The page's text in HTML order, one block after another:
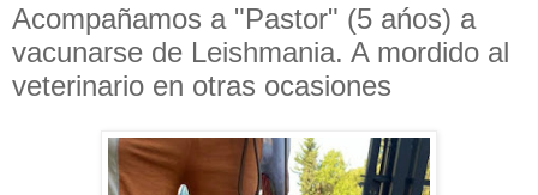
Acompañamos a "Pastor" (5 ańos) a
vacunarse de Leishmania. A mordido al
veterinario en otras ocasiones